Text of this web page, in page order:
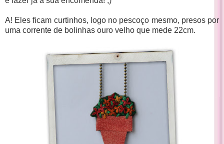
A! Eles ficam curtinhos, logo no pescoço mesmo, presos por
uma corrente de bolinhas ouro velho que mede 22cm.